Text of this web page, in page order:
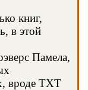
книг,
в этой
Памела,
вроде TXT